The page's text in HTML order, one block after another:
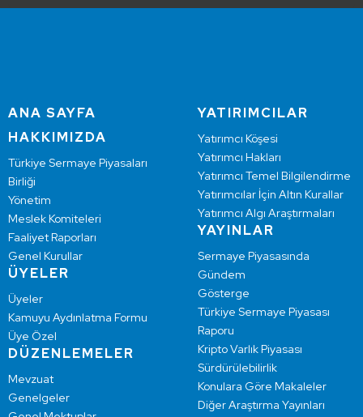
ANA SAYFA
HAKKIMIZDA
Türkiye Sermaye Piyasaları
Birliği
Yönetim
Meslek Komiteleri
Faaliyet Raporları
Genel Kurullar
ÜYELER
Üyeler
Kamuyu Aydınlatma Formu
Üye Özel
DÜZENLEMELER
Mevzuat
Genelgeler
YATIRIMCILAR
Yatırımcı Köşesi
Yatırımcı Hakları
Yatırımcı Temel Bilgilendirme
Yatırımcılar İçin Altın Kurallar
Yatırımcı Algı Araştırmaları
YAYINLAR
Sermaye Piyasasında
Gündem
Gösterge
Türkiye Sermaye Piyasası
Raporu
Kripto Varlık Piyasası
Sürdürülebilirlik
Konulara Göre Makaleler
Diğer Araştırma Yayınları